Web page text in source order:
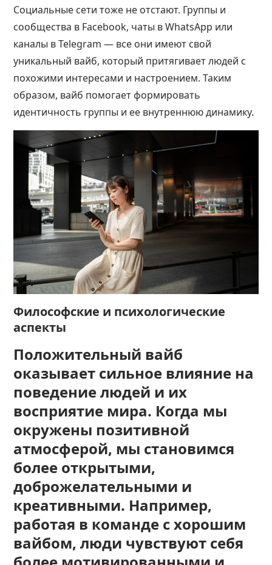
Социальные сети тоже не отстают. Группы и
сообщества в Facebook, чаты в WhatsApp или
каналы в Telegram — все они имеют свой
уникальный вайб, который притягивает людей с
похожими интересами и настроением. Таким
образом, вайб помогает формировать
идентичность группы и ее внутреннюю динамику.
Философские и психологические
аспекты
Положительный вайб
оказывает сильное влияние на
поведение людей и их
восприятие мира. Когда мы
окружены позитивной
атмосферой, мы становимся
более открытыми,
доброжелательными и
креативными. Например,
работая в команде с хорошим
вайбом, люди чувствуют себя